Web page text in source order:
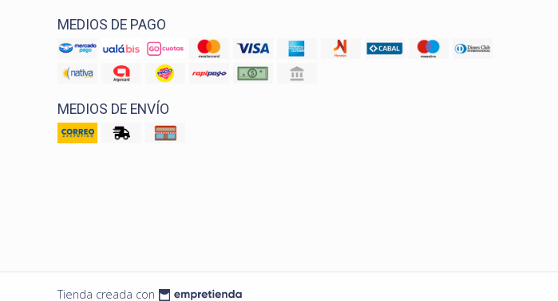
MEDIOS DE PAGO
MEDIOS DE ENVÍO
Tienda creada con